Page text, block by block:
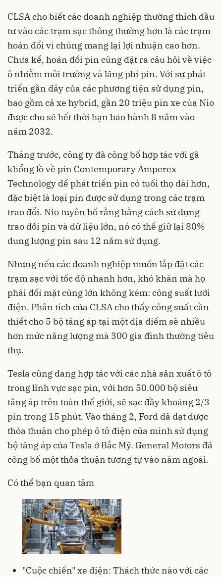
CLSA cho biết các doanh nghiệp thường thích đầu
tư vào các trạm sạc thông thường hơn là các trạm
hoán đổi vì chúng mang lại lợi nhuận cao hơn.
Chưa kể, hoán đổi pin cũng đặt ra câu hỏi về việc
ô nhiễm môi trường và lãng phí pin. Với sự phát
triển gần đây của các phương tiện sử dụng pin,
bao gồm cả xe hybrid, gần 20 triệu pin xe của Nio
được cho sẽ hết thời hạn bảo hành 8 năm vào
năm 2032.
Tháng trước, công ty đã công bố hợp tác với gã
khổng lồ về pin Contemporary Amperex
Technology để phát triển pin có tuổi thọ dài hơn,
đặc biệt là loại pin được sử dụng trong các trạm
trao đổi. Nio tuyên bố rằng bằng cách sử dụng
trao đổi pin và dữ liệu lớn, nó có thể giữ lại 80%
dung lượng pin sau 12 năm sử dụng.
Nhưng nếu các doanh nghiệp muốn lắp đặt các
trạm sạc với tốc độ nhanh hơn, khó khăn mà họ
phải đối mặt cũng lớn không kém: công suất lưới
điện. Phân tích của CLSA cho thấy công suất cần
thiết cho 5 bộ tăng áp tại một địa điểm sẽ nhiều
hơn mức năng lượng mà 300 gia đình thường tiêu
thụ.
Tesla cũng đang hợp tác với các nhà sản xuất ô tô
trong lĩnh vực sạc pin, với hơn 50.000 bộ siêu
tăng áp trên toàn thế giới, sẽ sạc đầy khoảng 2/3
pin trong 15 phút. Vào tháng 2, Ford đã đạt được
thỏa thuận cho phép ô tô điện của mình sử dụng
bộ tăng áp của Tesla ở Bắc Mỹ. General Motors đã
công bố một thỏa thuận tương tự vào năm ngoái.
Có thể bạn quan tâm
"Cuộc chiến" xe điện: Thách thức nào với các